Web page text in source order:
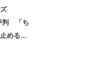
判 「ち
めるベ